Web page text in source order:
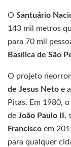
O Santuário
143 mil metros
para 70 mil
Basílica de São
O projeto
de Jesus Neto e
Pitas. Em 1980, o
de João Paulo II ,
Francisco em
para qualquer